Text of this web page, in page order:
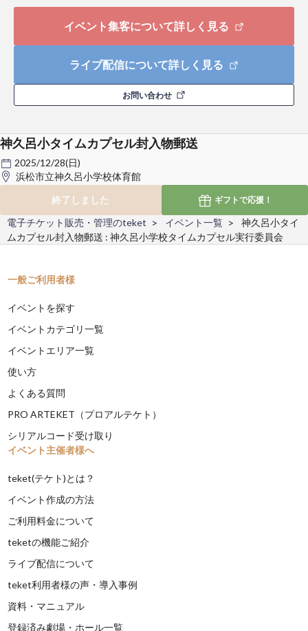
イベント集客について詳しく見る
ライブ配信について詳しく見る
お問い合わせ
神久呂小タイムカプセル封入物郵送
2025/12/28(日)
浜松市立神久呂小学校体育館
終了しました
ギフトで応援！
電子チケット販売・管理のteket イベント一覧
神久呂小タイ
ムカプセル封入物郵送 : 神久呂小学校タイムカプセル実行委員会
一般ご利用者様
イベントを探す
イベントカテゴリ一覧
イベントエリア一覧
使い方
よくある質問
PRO ARTEKET（プロアルテケト）
シリアルコード受け取り
イベント主催者様へ
teket(テケト)とは？
イベント作成の方法
ご利用料金について
teketの機能ご紹介
ライブ配信について
teket利用者様の声・導入事例
資料・マニュアル
登録済み劇場・ホール一覧